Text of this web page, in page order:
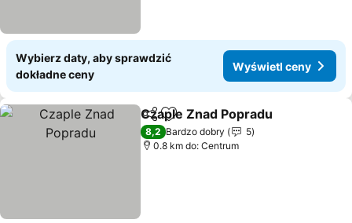
Wybierz daty, aby sprawdzić
dokładne ceny
Wyświetl ceny
Udostępnij
Dodaj do ulubionych
Czaple Znad Popradu
8,2 Bardzo dobry
5
0.8 km do: Centrum